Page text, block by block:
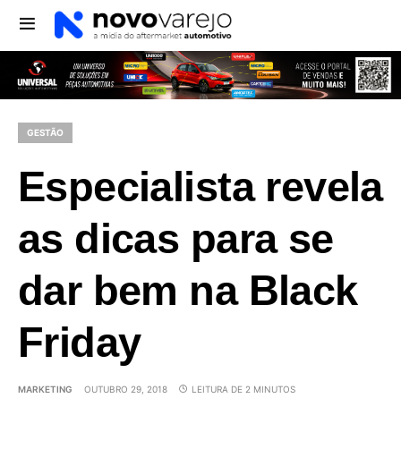
GESTÃO
Especialista revela
as dicas para se
dar bem na Black
Friday
MARKETING OUTUBRO 29, 2018 LEITURA DE 2 MINUTOS